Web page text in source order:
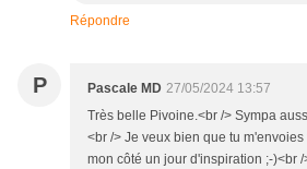
Répondre
P Pascale MD 27/05/2024 13:57
Très belle Pivoine.<br /> Sympa
<br /> Je veux bien que tu
mon côté un jour d'inspiration ;-)<br